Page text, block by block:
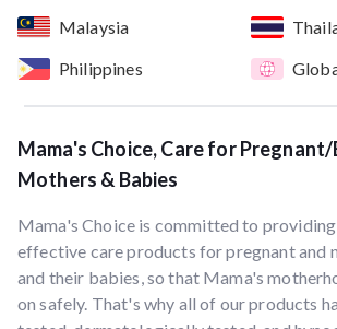
Malaysia
Philippines
Mama's Choice, Care for
Mothers & Babies
Mama's Choice is committed to
effective care products for pregnant and
and their babies, so that Mama's
on safely. That's why all of our products